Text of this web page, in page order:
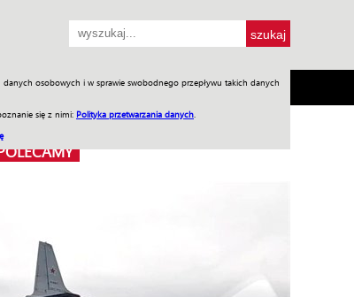
osobowych i w sprawie swobodnego przepływu takich danych
się z nimi: Polityka przetwarzania danych
Jednodniówki Praca w WIW